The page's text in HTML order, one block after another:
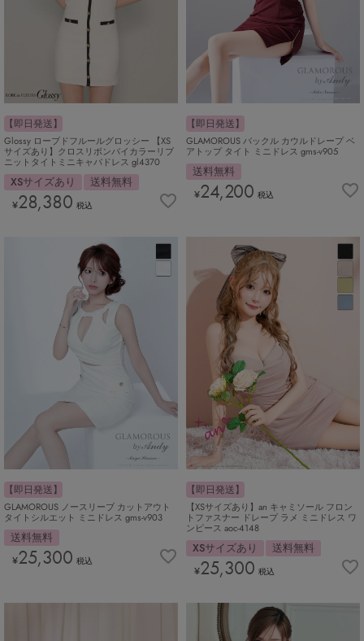
【即日発送】
Glossy ローブドフルールグロッシー 【XS
サイズあり】クロスリボンバイカラーリブ
ニットタイトミニキャバドレス gl4370
XSサイズあり 送料無料
¥28,380 税込
【即日発送】
GLAMOROUS バックル カウルドレープ ベ
アトップ タイト ミニドレス gms-v905
送料無料
¥24,200 税込
【即日発送】
GLAMOROUS ノースリーブ カットアウト
タイトシルエット ミニドレス gms-v903
送料無料
¥25,300 税込
【即日発送】
【XSサイズあり】an キャミソール フロン
トファスナー ドレープ ラメ ミニドレス ワ
ンピース aoc-4148
XSサイズあり 送料無料
¥25,300 税込